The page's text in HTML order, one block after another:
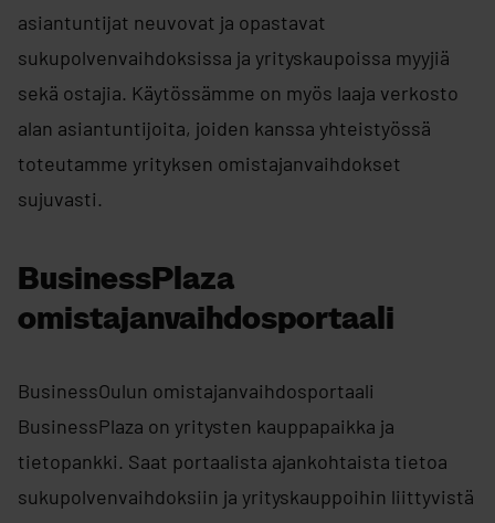
asiantuntijat neuvovat ja opastavat
sukupolvenvaihdoksissa ja yrityskaupoissa myyjiä
sekä ostajia. Käytössämme on myös laaja verkosto
alan asiantuntijoita, joiden kanssa yhteistyössä
toteutamme yrityksen omistajanvaihdokset
sujuvasti.
BusinessPlaza
omistajanvaihdosportaali
BusinessOulun omistajanvaihdosportaali
BusinessPlaza on yritysten kauppapaikka ja
tietopankki. Saat portaalista ajankohtaista tietoa
sukupolvenvaihdoksiin ja yrityskauppoihin liittyvistä